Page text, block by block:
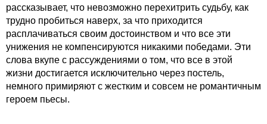
рассказывает, что невозможно перехитрить судьбу, как
трудно пробиться наверх, за что приходится
расплачиваться своим достоинством и что все эти
унижения не компенсируются никакими победами. Эти
слова вкупе с рассуждениями о том, что все в этой
жизни достигается исключительно через постель,
немного примиряют с жестким и совсем не романтичным
героем пьесы.